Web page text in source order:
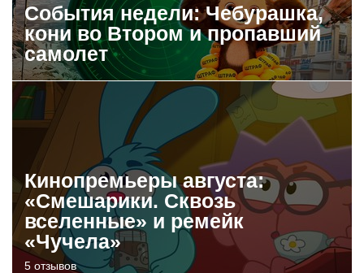
События недели: Чебурашка,
кони во Втором и пропавший
самолет
Кинопремьеры августа:
«Смешарики. Сквозь
вселенные» и ремейк
«Чучела»
5 отзывов